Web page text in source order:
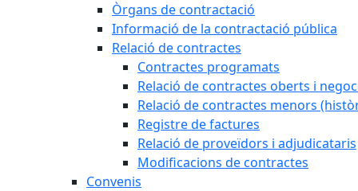
Òrgans de contractació
Informació de la contractació pública
Relació de contractes
Contractes programats
Relació de contractes oberts i
Relació de contractes menors
Registre de factures
Relació de proveïdors i adjudicataris
Modificacions de contractes
Convenis